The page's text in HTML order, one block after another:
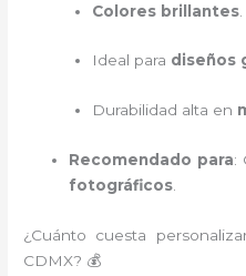
Colores brillantes.
Ideal para diseños
Durabilidad alta en
Recomendado para:
fotográficos
¿Cuánto cuesta
CDMX? 💰